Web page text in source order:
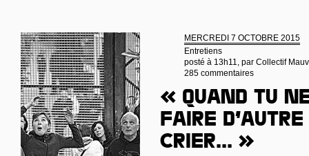
MERCREDI 7 OCTOBRE 2015
Entretiens
posté à 13h11, par Collectif
285 commentaires
« Quand tu
faire
crier... »